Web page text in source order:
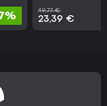
49,77 €
23,39 €